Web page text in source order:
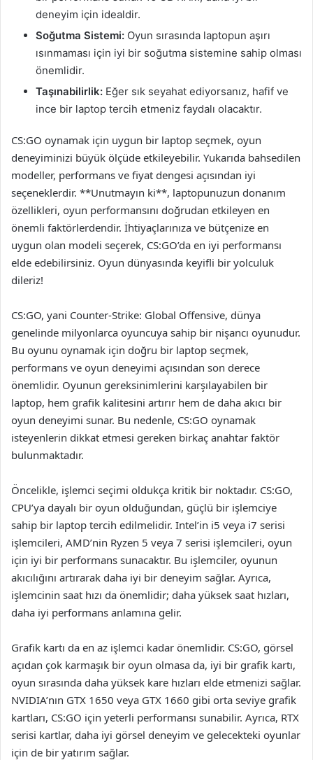
deneyim için idealdir.
Soğutma Sistemi: Oyun sırasında laptopun aşırı
ısınmaması için iyi bir soğutma sistemine sahip olması
önemlidir.
Taşınabilirlik: Eğer sık seyahat ediyorsanız, hafif ve
ince bir laptop tercih etmeniz faydalı olacaktır.
CS:GO oynamak için uygun bir laptop seçmek, oyun
deneyiminizi büyük ölçüde etkileyebilir. Yukarıda bahsedilen
modeller, performans ve fiyat dengesi açısından iyi
seçeneklerdir. **Unutmayın ki**, laptopunuzun donanım
özellikleri, oyun performansını doğrudan etkileyen en
önemli faktörlerdendir. İhtiyaçlarınıza ve bütçenize en
uygun olan modeli seçerek, CS:GO’da en iyi performansı
elde edebilirsiniz. Oyun dünyasında keyifli bir yolculuk
dileriz!
CS:GO, yani Counter-Strike: Global Offensive, dünya
genelinde milyonlarca oyuncuya sahip bir nişancı oyunudur.
Bu oyunu oynamak için doğru bir laptop seçmek,
performans ve oyun deneyimi açısından son derece
önemlidir. Oyunun gereksinimlerini karşılayabilen bir
laptop, hem grafik kalitesini artırır hem de daha akıcı bir
oyun deneyimi sunar. Bu nedenle, CS:GO oynamak
isteyenlerin dikkat etmesi gereken birkaç anahtar faktör
bulunmaktadır.
Öncelikle, işlemci seçimi oldukça kritik bir noktadır. CS:GO,
CPU’ya dayalı bir oyun olduğundan, güçlü bir işlemciye
sahip bir laptop tercih edilmelidir. Intel’in i5 veya i7 serisi
işlemcileri, AMD’nin Ryzen 5 veya 7 serisi işlemcileri, oyun
için iyi bir performans sunacaktır. Bu işlemciler, oyunun
akıcılığını artırarak daha iyi bir deneyim sağlar. Ayrıca,
işlemcinin saat hızı da önemlidir; daha yüksek saat hızları,
daha iyi performans anlamına gelir.
Grafik kartı da en az işlemci kadar önemlidir. CS:GO, görsel
açıdan çok karmaşık bir oyun olmasa da, iyi bir grafik kartı,
oyun sırasında daha yüksek kare hızları elde etmenizi sağlar.
NVIDIA’nın GTX 1650 veya GTX 1660 gibi orta seviye grafik
kartları, CS:GO için yeterli performansı sunabilir. Ayrıca, RTX
serisi kartlar, daha iyi görsel deneyim ve gelecekteki oyunlar
için de bir yatırım sağlar.